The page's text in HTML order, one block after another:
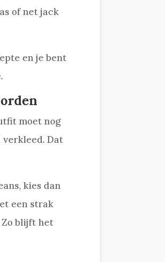
of net jack
en je bent
moet nog
verkleed. Dat
kies dan
een strak
blijft het